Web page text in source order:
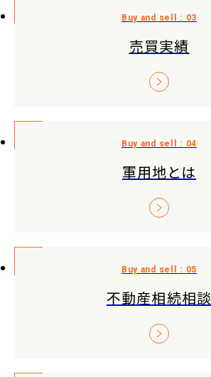
売買実績
軍用地とは
不動産相続相談